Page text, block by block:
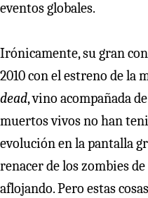
eventos globales.
Irónicamente, su gran
2010 con el estreno de la
dead, vino acompañada
muertos vivos no han
evolución en la pantalla
renacer de los zombies
aflojando. Pero estas